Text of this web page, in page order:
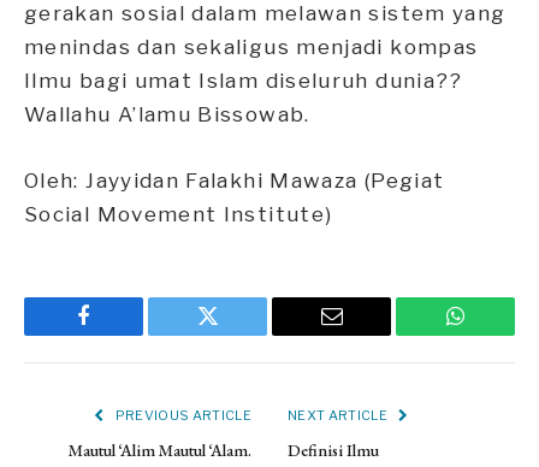
gerakan sosial dalam melawan sistem yang
menindas dan sekaligus menjadi kompas
Ilmu bagi umat Islam diseluruh dunia??
Wallahu A’lamu Bissowab.
Oleh: Jayyidan Falakhi Mawaza (Pegiat
Social Movement Institute)
Facebook Twitter Email
PREVIOUS ARTICLE
Mautul ‘Alim Mautul ‘Alam.
NEXT ARTICLE
Definisi Ilmu